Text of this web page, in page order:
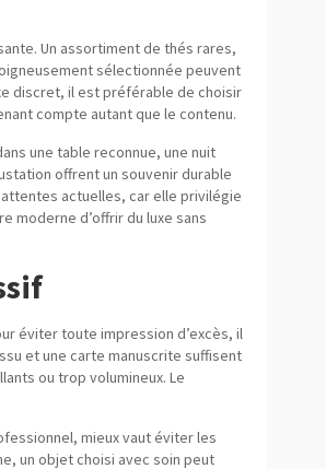
Un assortiment de thés rares,
sélectionnée peuvent
discret, il est préférable de choisir
compte autant que le contenu.
une table reconnue, une nuit
offrent un souvenir durable
actuelles, car elle privilégie
moderne d’offrir du luxe sans
éviter toute impression d’excès, il
et une carte manuscrite suffisent
ou trop volumineux. Le
mieux vaut éviter les
un objet choisi avec soin peut